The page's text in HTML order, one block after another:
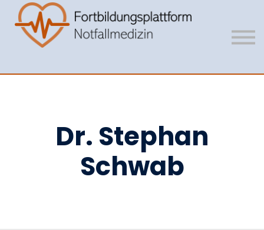
Vision
Anmelden
Dr. Stephan
Schwab